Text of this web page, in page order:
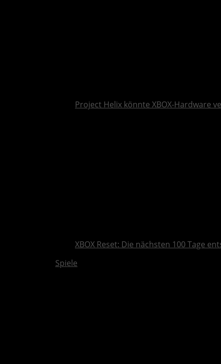
Project Helix könnte XBOX-Hardware
XBOX Reset: Die nächsten 100 Tage
Spiele